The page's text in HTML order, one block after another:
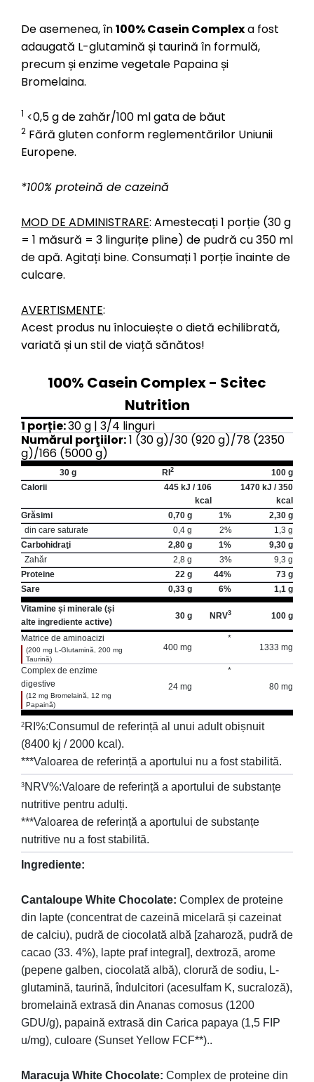
De asemenea, în100% Casein Complexa fost
adaugată L-glutamină și taurină în formulă,
precum și enzime vegetale Papaina și
Bromelaina.
1 <0,5 g de zahăr/100 ml gata de băut
2 Fără gluten conform reglementărilor Uniunii
Europene.
*100% proteină de cazeină
MOD DE ADMINISTRARE: Amestecați 1 porție (30 g
= 1 măsură = 3 lingurițe pline) de pudră cu 350 ml
de apă. Agitați bine. Consumați 1 porție înainte de
culcare.
AVERTISMENTE:
Acest produs nu înlocuiește o dietă echilibrată,
variată și un stil de viață sănătos!
100% Casein Complex - Scitec
Nutrition
1 porție:30 g | 3/4 linguri
Numărul porţiilor:1 (30 g)/30 (920 g)/78 (2350
g)/166 (5000 g)
30 g RI2
100 g
Calorii
445 kJ / 106
kcal
1470 kJ / 350
kcal
Grăsimi
0,70 g 1%
2,30 g
din care saturate
0,4 g 2%
1,3 g
Carbohidraţi
2,80 g 1%
9,30 g
Zahăr
2,8 g 3%
9,3 g
Proteine
22 g 44%
73 g
Sare
0,33 g 6%
1,1 g
Vitamine și minerale (și
alte ingrediente active)
30 g NRV3 100 g
Matrice de aminoacizi
(200 mg L-Glutamină, 200 mg
Taurină)
400 mg
*
1333 mg
Complex de enzime
digestive
(12 mg Bromelaină, 12 mg
Papaină)
24 mg
*
80 mg
2 RI%:Consumul de referință al unui adult obișnuit
(8400 kj / 2000 kcal).
***Valoarea de referință a aportului nu a fost stabilită.
3 NRV%:Valoare de referință a aportului de substanțe
nutritive pentru adulți.
***Valoarea de referință a aportului de substanțe
nutritive nu a fost stabilită.
Ingrediente:
Cantaloupe White Chocolate: Complex de proteine
din lapte (concentrat de cazeină micelară și cazeinat
de calciu), pudră de ciocolată albă [zaharoză, pudră de
cacao (33. 4%), lapte praf integral], dextroză, arome
(pepene galben, ciocolată albă), clorură de sodiu, L-
glutamină, taurină, îndulcitori (acesulfam K, sucraloză),
bromelaină extrasă din Ananas comosus (1200
GDU/g), papaină extrasă din Carica papaya (1,5 FIP
u/mg), culoare (Sunset Yellow FCF**)..
Maracuja White Chocolate: Complex de proteine din